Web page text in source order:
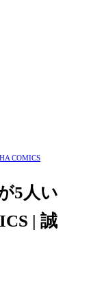
COMICS
5人い
| 誠